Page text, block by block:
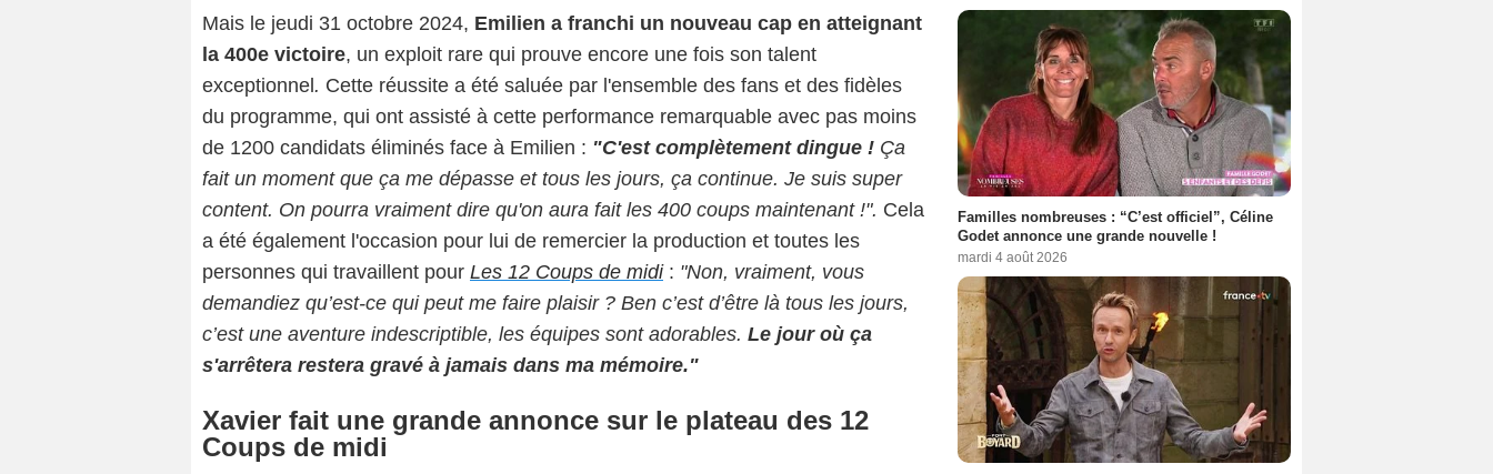
Mais le jeudi 31 octobre 2024, Emilien a franchi un nouveau cap en atteignant
la 400e victoire, un exploit rare qui prouve encore une fois son talent
exceptionnel . Cette réussite a été saluée par l'ensemble des fans et des fidèles
du programme, qui ont assisté à cette performance remarquable avec pas moins
de 1200 candidats éliminés face à Emilien : "C'est complètement dingue ! Ça
fait un moment que ça me dépasse et tous les jours, ça continue. Je suis super
content. On pourra vraiment dire qu'on aura fait les 400 coups maintenant !". Cela
a été également l'occasion pour lui de remercier la production et toutes les
personnes qui travaillent pour Les 12 Coups de midi: "Non, vraiment, vous
demandiez qu’est-ce qui peut me faire plaisir ? Ben c’est d’être là tous les jours,
c’est une aventure indescriptible, les équipes sont adorables. Le jour où ça
s'arrêtera restera gravé à jamais dans ma mémoire."
Xavier fait une grande annonce sur le plateau des 12
Coups de midi
Familles nombreuses : “C’est officiel”, Céline
Godet annonce une grande nouvelle !
mardi 4 août 2026